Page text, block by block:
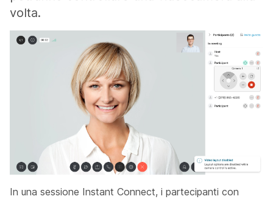
volta.
In una sessione Instant Connect, i partecipanti con